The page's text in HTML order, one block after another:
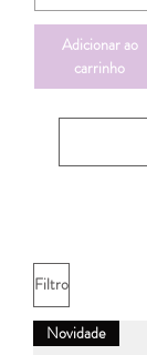
Adicionar ao
carrinho
Filtro
Novidade